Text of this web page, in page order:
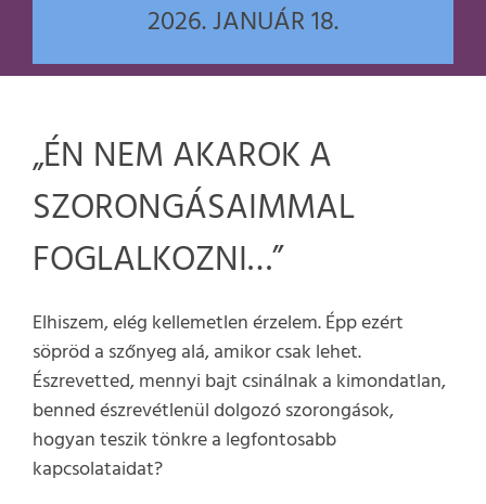
2026. JANUÁR 18.
„ÉN NEM AKAROK A
SZORONGÁSAIMMAL
FOGLALKOZNI…”
Elhiszem, elég kellemetlen érzelem. Épp ezért
söpröd a szőnyeg alá, amikor csak lehet.
Észrevetted, mennyi bajt csinálnak a kimondatlan,
benned észrevétlenül dolgozó szorongások,
hogyan teszik tönkre a legfontosabb
kapcsolataidat?